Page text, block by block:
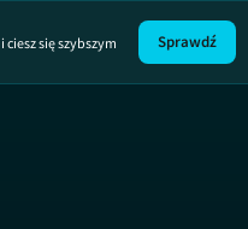
Żółwik
ciesz się szybszym
Sprawdź